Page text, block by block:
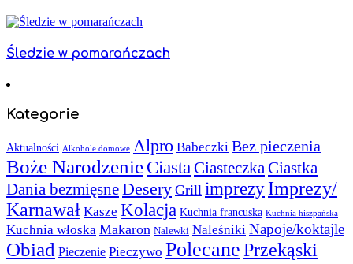
Śledzie w pomarańczach
Kategorie
Aktualności Alkohole domowe Alpro Babeczki Bez pieczenia
Boże NarodzenieCiastaCiasteczkaCiastka
Dania bezmięsneDesery Grill imprezy Imprezy/
Karnawał Kasze Kolacja Kuchnia francuska Kuchnia hiszpańska
Kuchnia włoska Makaron Nalewki Naleśniki Napoje/koktajle
Obiad Pieczenie Pieczywo PolecanePrzekąski